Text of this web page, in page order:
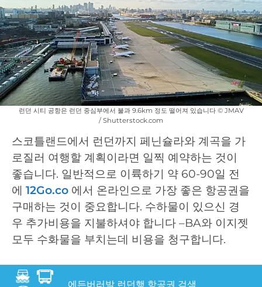
런던 시티 공항은 런던 중심부에서 불과 9.6km 정도 떨어져 있습니다 © JMAV
/ Shutterstock.com
스코틀랜드에서 런던까지 페닌슐라와 계곡을 가
로질러 여행할 계획이라면 일찍 예약하는 것이
좋습니다. 일반적으로 이륙하기 약 60-90일 전
에 12Go.co 에서 온라인으로 가장 좋은 항공권을
구매하는 것이 중요합니다. 수하물이 있으신 경
우 추가비용을 지불하셔야 합니다 –BA와 이지젯
모두 수화물을 부치는데 비용을 청구합니다.
에든버러발 런던행 항공권 검색